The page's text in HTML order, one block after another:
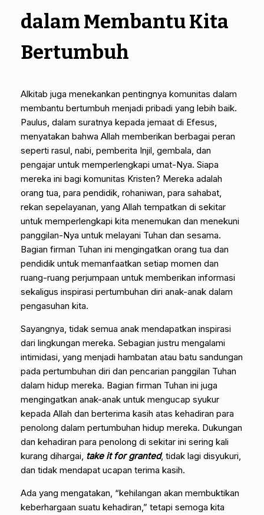
dalam Membantu Kita
Bertumbuh
Alkitab juga menekankan pentingnya komunitas dalam
membantu bertumbuh menjadi pribadi yang lebih baik.
Paulus, dalam suratnya kepada jemaat di Efesus,
menyatakan bahwa Allah memberikan berbagai peran
seperti rasul, nabi, pemberita Injil, gembala, dan
pengajar untuk memperlengkapi umat-Nya. Siapa
mereka ini bagi komunitas Kristen? Mereka adalah
orang tua, para pendidik, rohaniwan, para sahabat,
rekan sepelayanan, yang Allah tempatkan di sekitar
untuk memperlengkapi kita menemukan dan menekuni
panggilan-Nya untuk melayani Tuhan dan sesama.
Bagian firman Tuhan ini mengingatkan orang tua dan
pendidik untuk memanfaatkan setiap momen dan
ruang-ruang perjumpaan untuk memberikan informasi
sekaligus inspirasi pertumbuhan diri anak-anak dalam
pengasuhan kita.
Sayangnya, tidak semua anak mendapatkan inspirasi
dari lingkungan mereka. Sebagian justru mengalami
intimidasi, yang menjadi hambatan atau batu sandungan
pada pertumbuhan diri dan pencarian panggilan Tuhan
dalam hidup mereka. Bagian firman Tuhan ini juga
mengingatkan anak-anak untuk mengucap syukur
kepada Allah dan berterima kasih atas kehadiran para
penolong dalam pertumbuhan hidup mereka. Dukungan
dan kehadiran para penolong di sekitar ini sering kali
kurang dihargai, take it for granted, tidak lagi disyukuri,
dan tidak mendapat ucapan terima kasih.
Ada yang mengatakan, “kehilangan akan membuktikan
keberhargaan suatu kehadiran,” tetapi semoga kita